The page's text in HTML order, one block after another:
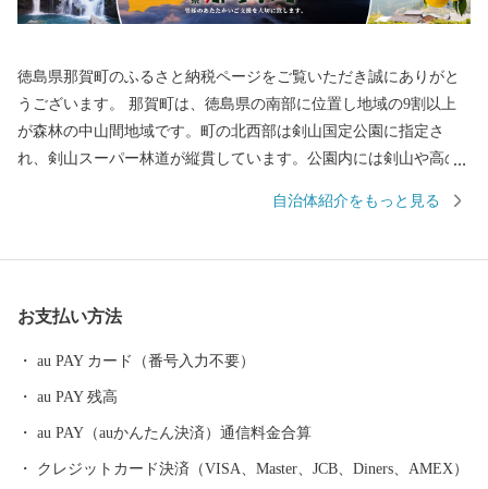
徳島県那賀町のふるさと納税ページをご覧いただき誠にありがと
うございます。 那賀町は、徳島県の南部に位置し地域の9割以上
が森林の中山間地域です。町の北西部は剣山国定公園に指定さ
れ、剣山スーパー林道が縦貫しています。公園内には剣山や高の
た、那賀川や坂州木頭川の清流が大釜の滝、大轟の滝などの瀑布
正月飾りに使われる万年青（おもと）や県内有数のお茶の産地で
もあります。 ふるさと納税をきっかけに一人でも多くの方に那賀
自治体紹介をもっと見る
お支払い方法
au PAY カード（番号入力不要）
au PAY 残高
au PAY（auかんたん決済）通信料金合算
クレジットカード決済（VISA、Master、JCB、Diners、AMEX）